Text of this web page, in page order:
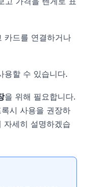
카드를 연결하거나
용할 수 있습니다.
을 위해 필요합니다.
시 사용을 권장하
세히 설명하겠습